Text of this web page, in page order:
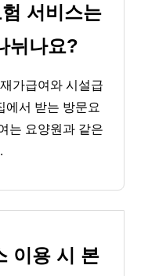
서비스는
뉘나요?
가급여와 시설급
에서 받는 방문요
는 요양원과 같은
이용 시 본